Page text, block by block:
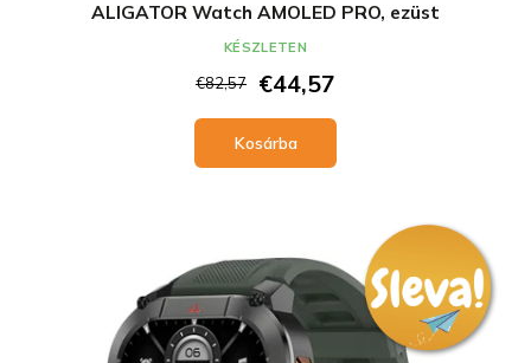
ALIGATOR Watch AMOLED PRO, ezüst
€82,57 €44,57
Kosárba
KÉSZLETEN